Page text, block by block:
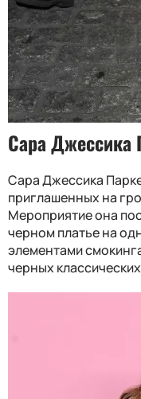
Сара Джессика
Сара Джессика
приглашенных на
Мероприятие она
черном платье на
элементами
черных